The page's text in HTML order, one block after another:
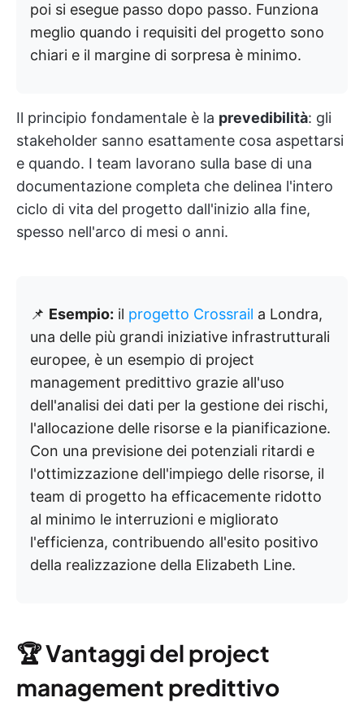
poi si esegue passo dopo passo. Funziona
meglio quando i requisiti del progetto sono
chiari e il margine di sorpresa è minimo.
Il principio fondamentale è la prevedibilità: gli
stakeholder sanno esattamente cosa aspettarsi
e quando. I team lavorano sulla base di una
documentazione completa che delinea l'intero
ciclo di vita del progetto dall'inizio alla fine,
spesso nell'arco di mesi o anni.
📌 Esempio: il progetto Crossrail a Londra,
una delle più grandi iniziative infrastrutturali
europee, è un esempio di project
management predittivo grazie all'uso
dell'analisi dei dati per la gestione dei rischi,
l'allocazione delle risorse e la pianificazione.
Con una previsione dei potenziali ritardi e
l'ottimizzazione dell'impiego delle risorse, il
team di progetto ha efficacemente ridotto
al minimo le interruzioni e migliorato
l'efficienza, contribuendo all'esito positivo
della realizzazione della Elizabeth Line.
🏆Vantaggi del project
management predittivo